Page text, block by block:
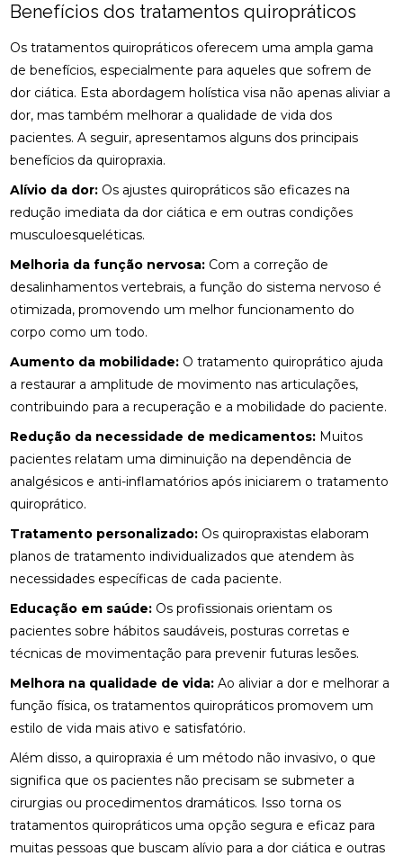
Benefícios dos tratamentos quiropráticos
Os tratamentos quiropráticos oferecem uma ampla gama
de benefícios, especialmente para aqueles que sofrem de
dor ciática. Esta abordagem holística visa não apenas aliviar a
dor, mas também melhorar a qualidade de vida dos
pacientes. A seguir, apresentamos alguns dos principais
benefícios da quiropraxia.
Alívio da dor: Os ajustes quiropráticos são eficazes na
redução imediata da dor ciática e em outras condições
musculoesqueléticas.
Melhoria da função nervosa: Com a correção de
desalinhamentos vertebrais, a função do sistema nervoso é
otimizada, promovendo um melhor funcionamento do
corpo como um todo.
Aumento da mobilidade: O tratamento quiroprático ajuda
a restaurar a amplitude de movimento nas articulações,
contribuindo para a recuperação e a mobilidade do paciente.
Redução da necessidade de medicamentos: Muitos
pacientes relatam uma diminuição na dependência de
analgésicos e anti-inflamatórios após iniciarem o tratamento
quiroprático.
Tratamento personalizado: Os quiropraxistas elaboram
planos de tratamento individualizados que atendem às
necessidades específicas de cada paciente.
Educação em saúde: Os profissionais orientam os
pacientes sobre hábitos saudáveis, posturas corretas e
técnicas de movimentação para prevenir futuras lesões.
Melhora na qualidade de vida: Ao aliviar a dor e melhorar a
função física, os tratamentos quiropráticos promovem um
estilo de vida mais ativo e satisfatório.
Além disso, a quiropraxia é um método não invasivo, o que
significa que os pacientes não precisam se submeter a
cirurgias ou procedimentos dramáticos. Isso torna os
tratamentos quiropráticos uma opção segura e eficaz para
muitas pessoas que buscam alívio para a dor ciática e outras
COMO A OSTEOPATIA PODE ALIVIAR A DOR NO
NERVO CIÁTICO
COMO A OSTEOPATIA RJ PODE MELHORAR SUA
QUALIDADE DE VIDA
COMO A PALMILHA PARA ESPORÃO PODE ALIVIAR
SUAS DORES
COMO A PALMILHA PARA FASCITE PLANTAR PODE
ALIVIAR SUAS DORES
COMO A QUIROPRAXIA PODE AJUDAR NO
TRATAMENTO DA ESCOLIOSE
COMO A QUIROPRAXIA PODE ALIVIAR DORES NO
JOELHO
TRATAMENTO?
COMO AS PALMILHAS PARA JOANETE PODEM
COMO ENCONTRAR QUIROPRAXIA PERTO DE VOCÊ
PARA ALÍVIO DAS DORES
QUALIFICADO
CHATO E MELHORAR SEU CONFORTO
COMO ESCOLHER O MELHOR ACUPUNTURISTA
PARA SUAS NECESSIDADES DE SAÚDE
COMO ESCOLHER O MELHOR ACUPUNTURISTA
PARA VOCÊ
COMO FUNCIONA A CONSULTA COM UM
ACUPUNTURISTA E O QUE ESPERAR
COMO MELHORAR O ATENDIMENTO DA SUA
CLÍNICA?
COMO MONTAR SUA CLÍNICA?